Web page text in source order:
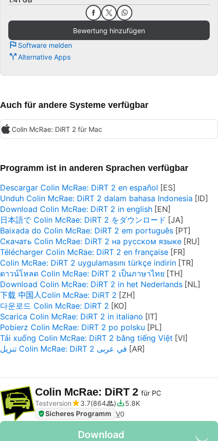
Bewertung hinzufügen
Software melden
Alternative Apps
Auch für andere Systeme verfügbar
Colin McRae: DiRT 2 für Mac
Programm ist in anderen Sprachen verfügbar
Descargar Colin McRae: DiRT 2 en español
Unduh Colin McRae: DiRT 2 dalam bahasa Indonesia
Download Colin McRae: DiRT 2 in english
日本語で Colin McRae: DiRT 2 をダウンロード
Baixada do Colin McRae: DiRT 2 em português
Скачать Colin McRae: DiRT 2 на русском языке
Télécharger Colin McRae: DiRT 2 en française
Colin McRae: DiRT 2 uygulamasını türkçe indirin
ดาวน์โหลด Colin McRae: DiRT 2 เป็นภาษาไทย
Download Colin McRae: DiRT 2 in het Nederlands
下载 中国人Colin McRae: DiRT 2
다운로드 Colin McRae: DiRT 2
Scarica Colin McRae: DiRT 2 in italiano
Pobierz Colin McRae: DiRT 2 po polsku
Tải xuống Colin McRae: DiRT 2 bằng tiếng Việt
تنزيل Colin McRae: DiRT 2 في عربى
Colin McRae: DiRT 2 für PC
Testversion
3.7 864
5.8K
Sicheres Programm V0
Download